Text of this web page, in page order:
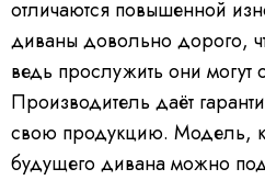
отличаются повышенной
диваны довольно дорого,
ведь прослужить они могут
Производитель даёт
свою продукцию. Модель,
будущего дивана можно